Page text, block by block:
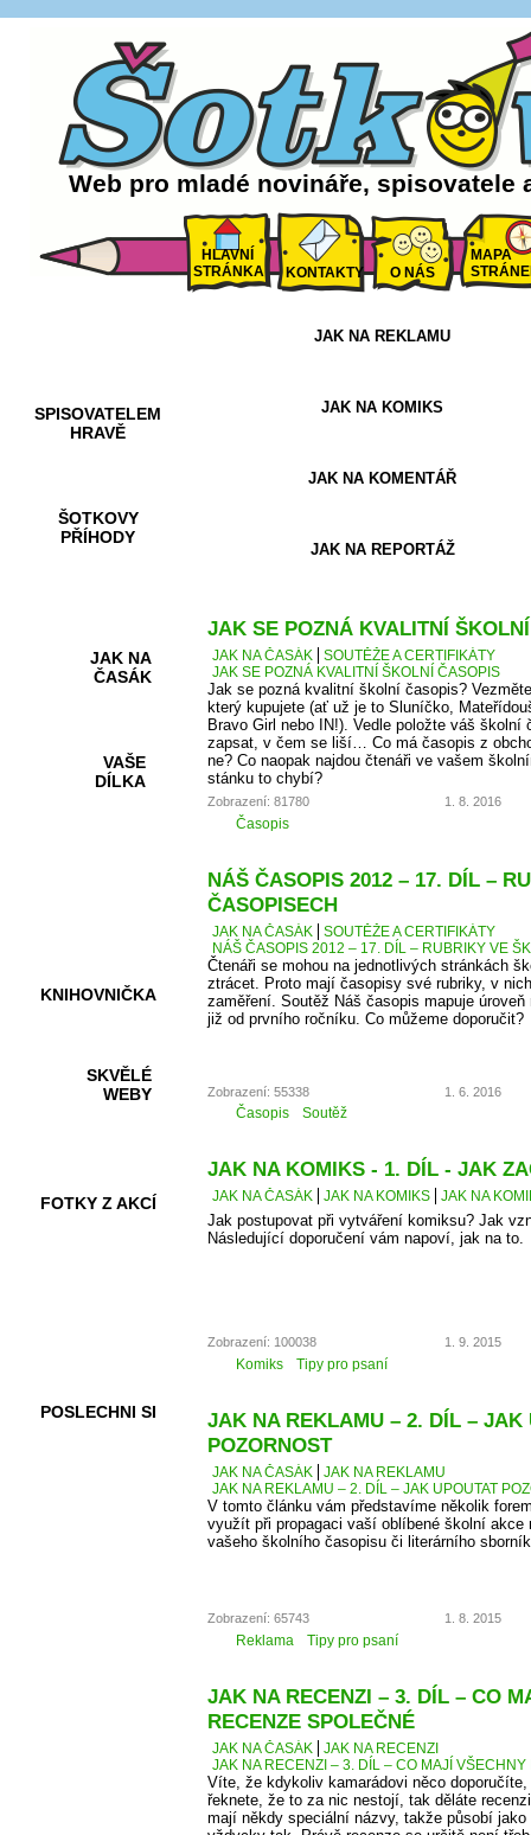
Web pro mladé novináře, spisovatele
HLAVNÍ
STRÁNKA
KONTAKTY O NÁS
MAPA
SPISOVATELEM
HRAVĚ
ŠOTKOVY
PŘÍHODY
JAK NA
ČASÁK
VAŠE
DÍLKA
KNIHOVNIČKA
SKVĚLÉ
WEBY
FOTKY Z AKCÍ
POSLECHNI SI
JAK NA REKLAMU
JAK NA KOMIKS
JAK NA KOMENTÁŘ
JAK NA REPORTÁŽ
JAK SE POZNÁ KVALITNÍ
JAK NA ČASÁK
SOUTĚŽE A CERTIFIKÁTY
JAK SE POZNÁ KVALITNÍ ŠKOLNÍ ČASOPIS
Jak se pozná kvalitní školní časopis?
který kupujete (ať už je to Sluníčko,
Bravo Girl nebo IN!). Vedle položte váš
zapsat, v čem se liší… Co má časopis z
ne? Co naopak najdou čtenáři ve vašem
stánku to chybí?
Zobrazení: 81780 1. 8. 2016
Časopis
NÁŠ ČASOPIS 2012 – 17. DÍL –
ČASOPISECH
JAK NA ČASÁK
SOUTĚŽE A CERTIFIKÁTY
NÁŠ ČASOPIS 2012 – 17. DÍL – RUBRIKY VE
Čtenáři se mohou na jednotlivých stránkách
ztrácet. Proto mají časopisy své rubriky, v
zaměření. Soutěž Náš časopis mapuje
již od prvního ročníku. Co můžeme doporučit?
Zobrazení: 55338 1. 6. 2016
Časopis Soutěž
JAK NA KOMIKS - 1. DÍL - JAK
JAK NA ČASÁK JAK NA KOMIKS JAK NA
Jak postupovat při vytváření komiksu? Jak
Následující doporučení vám napoví, jak na to.
Zobrazení: 100038 1. 9. 2015
Komiks Tipy pro psaní
JAK NA REKLAMU – 2. DÍL – JAK
POZORNOST
JAK NA ČASÁK
JAK NA REKLAMU
JAK NA REKLAMU – 2. DÍL – JAK UPOUTAT
V tomto článku vám představíme několik
využít při propagaci vaší oblíbené školní akce
vašeho školního časopisu či literárního
Zobrazení: 65743 1. 8. 2015
Reklama Tipy pro psaní
JAK NA RECENZI – 3. DÍL – CO
RECENZE SPOLEČNÉ
JAK NA ČASÁK
JAK NA RECENZI
JAK NA RECENZI – 3. DÍL – CO MAJÍ
Víte, že kdykoliv kamarádovi něco
řeknete, že to za nic nestojí, tak děláte
mají někdy speciální názvy, takže působí jako